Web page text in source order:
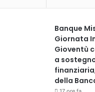
Banque
Giornata
Gioventù
a
della